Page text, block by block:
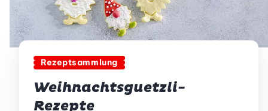
Rezeptsammlung
Weihnachtsguetzli-
Rezepte